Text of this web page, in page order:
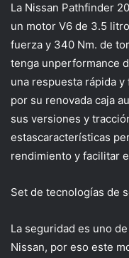
La Nissan Pathfinder
un motor V6 de 3.5
fuerza y 340 Nm. de
tenga unperformance
una respuesta rápida
por su renovada caja
sus versiones y
estascaracterísticas
rendimiento y facilitar
Set de tecnologías de s
La seguridad es uno
Nissan, por eso este